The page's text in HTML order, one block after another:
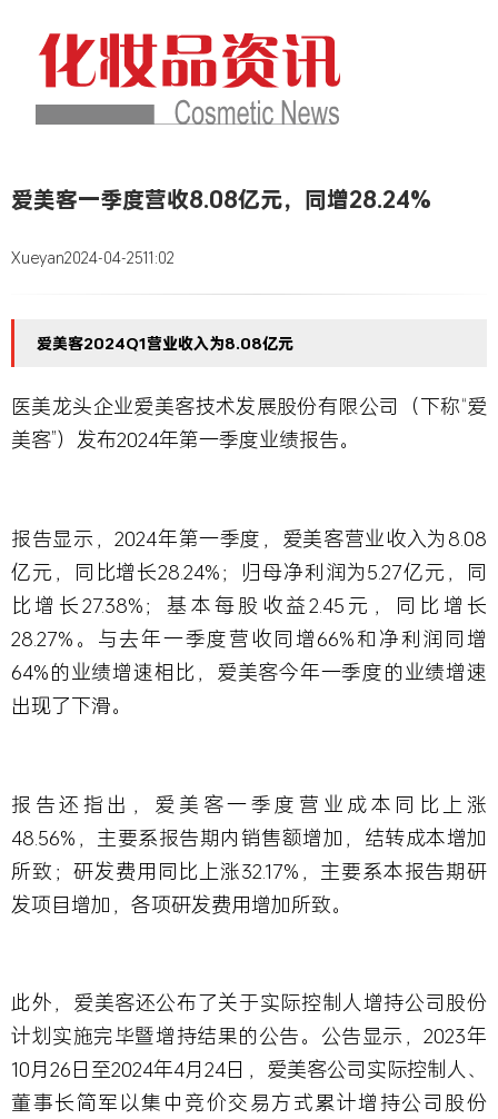
爱美客一季度营收8.08亿元，同增28.24%
Xueyan2024-04-2511:02
爱美客2024Q1营业收入为8.08亿元
医美龙头企业爱美客技术发展股份有限公司（下称“爱
美客”）发布2024年第一季度业绩报告。
报告显示，2024年第一季度，爱美客营业收入为8.08
亿元，同比增长28.24%；归母净利润为5.27亿元，同
比增长27.38%；基本每股收益2.45元，同比增长
28.27%。与去年一季度营收同增66%和净利润同增
64%的业绩增速相比，爱美客今年一季度的业绩增速
出现了下滑。
报告还指出，爱美客一季度营业成本同比上涨
48.56%，主要系报告期内销售额增加，结转成本增加
所致；研发费用同比上涨32.17%，主要系本报告期研
发项目增加，各项研发费用增加所致。
此外，爱美客还公布了关于实际控制人增持公司股份
计划实施完毕暨增持结果的公告。公告显示，2023年
10月26日至2024年4月24日，爱美客公司实际控制人、
董事长简军以集中竞价交易方式累计增持公司股份